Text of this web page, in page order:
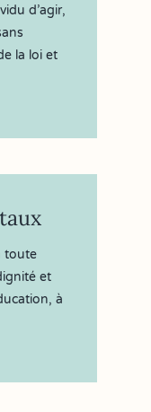
d’agir,
la loi et
toute
et
à